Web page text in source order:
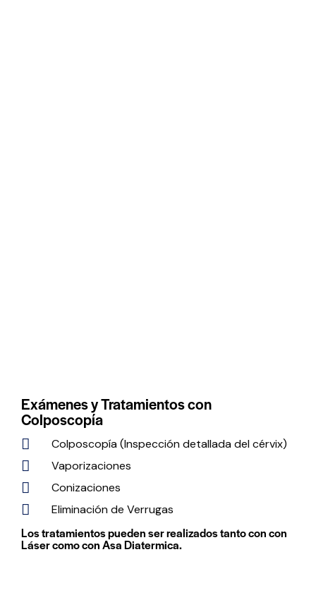
Exámenes y Tratamientos con
Colposcopía
Colposcopía (Inspección detallada del cérvix)
Vaporizaciones
Conizaciones
Eliminación de Verrugas
Los tratamientos pueden ser realizados tanto con con
Láser como con Asa Diatermica.